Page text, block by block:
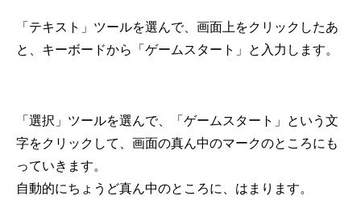
「テキスト」ツールを選んで、画面上をクリックしたあ
と、キーボードから「ゲームスタート」と入力します。
「選択」ツールを選んで、「ゲームスタート」という文
字をクリックして、画面の真ん中のマークのところにも
っていきます。
自動的にちょうど真ん中のところに、はまります。